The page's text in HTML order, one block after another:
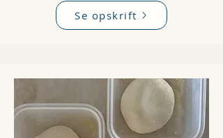
Se opskrift